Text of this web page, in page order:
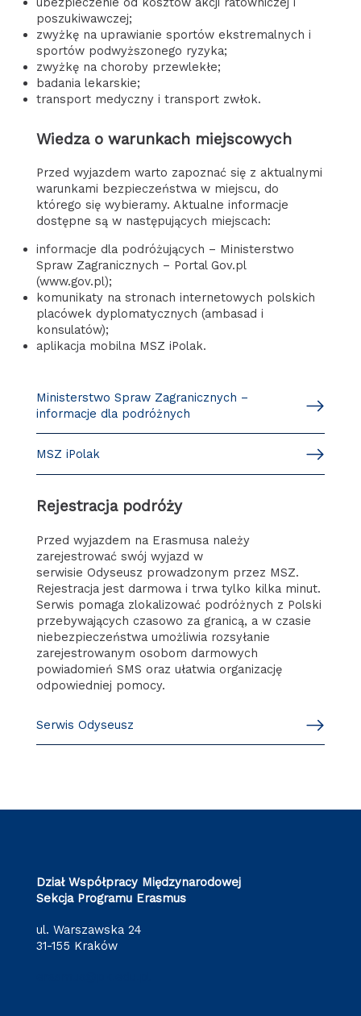
poszukiwawczej;
zwyżkę na uprawianie sportów ekstremalnych i
sportów podwyższonego ryzyka;
zwyżkę na choroby przewlekłe;
badania lekarskie;
transport medyczny i transport zwłok.
Wiedza o warunkach miejscowych
Przed wyjazdem warto zapoznać się z aktualnymi
warunkami bezpieczeństwa w miejscu, do
którego się wybieramy. Aktualne informacje
dostępne są w następujących miejscach:
informacje dla podróżujących – Ministerstwo
Spraw Zagranicznych – Portal Gov.pl
(www.gov.pl);
komunikaty na stronach internetowych polskich
placówek dyplomatycznych (ambasad i
konsulatów);
aplikacja mobilna MSZ iPolak.
Ministerstwo Spraw Zagranicznych –
informacje dla podróżnych
MSZ iPolak
Rejestracja podróży
Przed wyjazdem na Erasmusa należy
zarejestrować swój wyjazd w
serwisie Odyseusz prowadzonym przez MSZ.
Rejestracja jest darmowa i trwa tylko kilka minut.
Serwis pomaga zlokalizować podróżnych z Polski
przebywających czasowo za granicą, a w czasie
niebezpieczeństwa umożliwia rozsyłanie
zarejestrowanym osobom darmowych
powiadomień SMS oraz ułatwia organizację
odpowiedniej pomocy.
Serwis Odyseusz
Dział Współpracy Międzynarodowej
Sekcja Programu Erasmus
ul. Warszawska 24
31-155 Kraków